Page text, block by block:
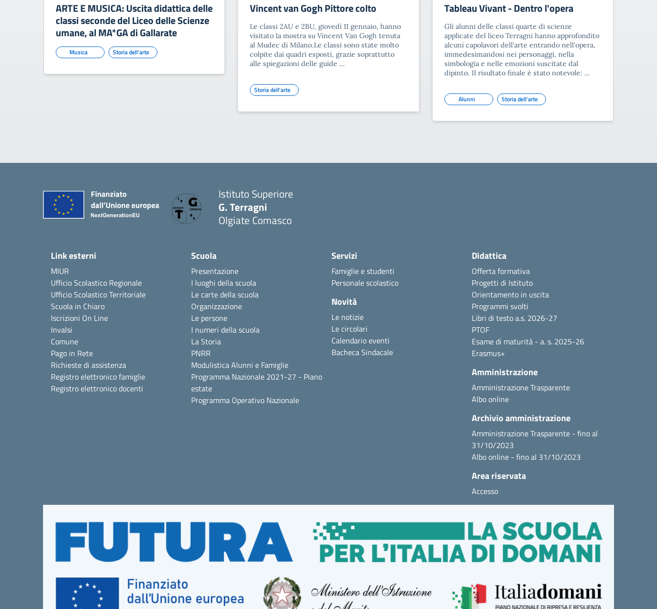
ARTE E MUSICA: Uscita didattica delle
classi seconde del Liceo delle Scienze
umane, al MA*GA di Gallarate
Musica Storia dell'arte
Vincent van Gogh Pittore colto
Le classi 2AU e 2BU, giovedì 11 gennaio, hanno
visitato la mostra su Vincent Van Gogh tenuta
al Mudec di Milano.Le classi sono state molto
colpite dai quadri esposti, grazie soprattutto
alle spiegazioni delle guide …
Storia dell'arte
Tableau Vivant - Dentro l'opera
Gli alunni delle classi quarte di scienze
applicate del liceo Terragni hanno approfondito
alcuni capolavori dell'arte entrando nell'opera,
immedesimandosi nei personaggi, nella
simbologia e nelle emozioni suscitate dal
dipinto. Il risultato finale è stato notevole: …
Alunni Storia dell'arte
Istituto Superiore
G. Terragni
Olgiate Comasco
Link esterni
MIUR
Ufficio Scolastico Regionale
Ufficio Scolastico Territoriale
Scuola in Chiaro
Iscrizioni On Line
Invalsi
Comune
Pago in Rete
Richieste di assistenza
Registro elettronico famiglie
Registro elettronico docenti
Scuola
Presentazione
I luoghi della scuola
Le carte della scuola
Organizzazione
Le persone
I numeri della scuola
La Storia
PNRR
Modulistica Alunni e Famiglie
Programma Nazionale 2021-27 - Piano
estate
Programma Operativo Nazionale
Servizi
Famiglie e studenti
Personale scolastico
Novità
Le notizie
Le circolari
Calendario eventi
Bacheca Sindacale
Didattica
Offerta formativa
Progetti di Istituto
Orientamento in uscita
Programmi svolti
Libri di testo a.s. 2026-27
PTOF
Esame di maturità - a. s. 2025-26
Erasmus+
Amministrazione
Amministrazione Trasparente
Albo online
Archivio amministrazione
Amministrazione Trasparente - fino al
31/10/2023
Albo online - fino al 31/10/2023
Area riservata
Accesso